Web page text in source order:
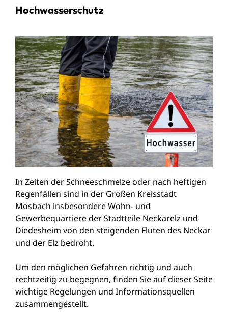
Hochwasserschutz
In Zeiten der Schneeschmelze oder nach heftigen
Regenfällen sind in der Großen Kreisstadt
Mosbach insbesondere Wohn- und
Gewerbequartiere der Stadtteile Neckarelz und
Diedesheim von den steigenden Fluten des Neckar
und der Elz bedroht.
Um den möglichen Gefahren richtig und auch
rechtzeitig zu begegnen, finden Sie auf dieser Seite
wichtige Regelungen und Informationsquellen
zusammengestellt.